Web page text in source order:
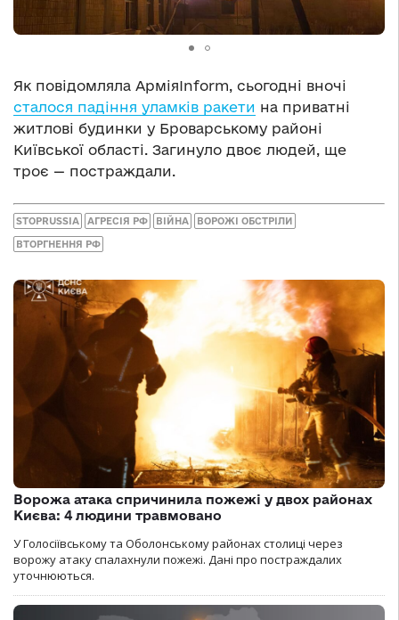
Як повідомляла АрміяInform, сьогодні вночі
сталося падіння уламків ракети на приватні
житлові будинки у Броварському районі
Київської області. Загинуло двоє людей, ще
троє — постраждали.
STOPRUSSIA АГРЕСІЯ РФ ВІЙНА ВОРОЖІ ОБСТРІЛИ
ВТОРГНЕННЯ РФ
Ворожа атака спричинила пожежі у двох районах
Києва: 4 людини травмовано
У Голосіївському та Оболонському районах столиці через
ворожу атаку спалахнули пожежі. Дані про постраждалих
уточнюються.